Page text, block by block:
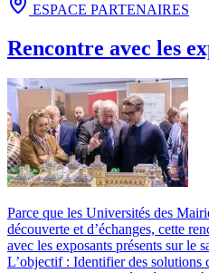
ESPACE PARTENAIRES
Rencontre avec les
Parce que les Universités des
découverte et d’échanges, cette
avec les exposants présents sur le
L’objectif : Identifier des solutions